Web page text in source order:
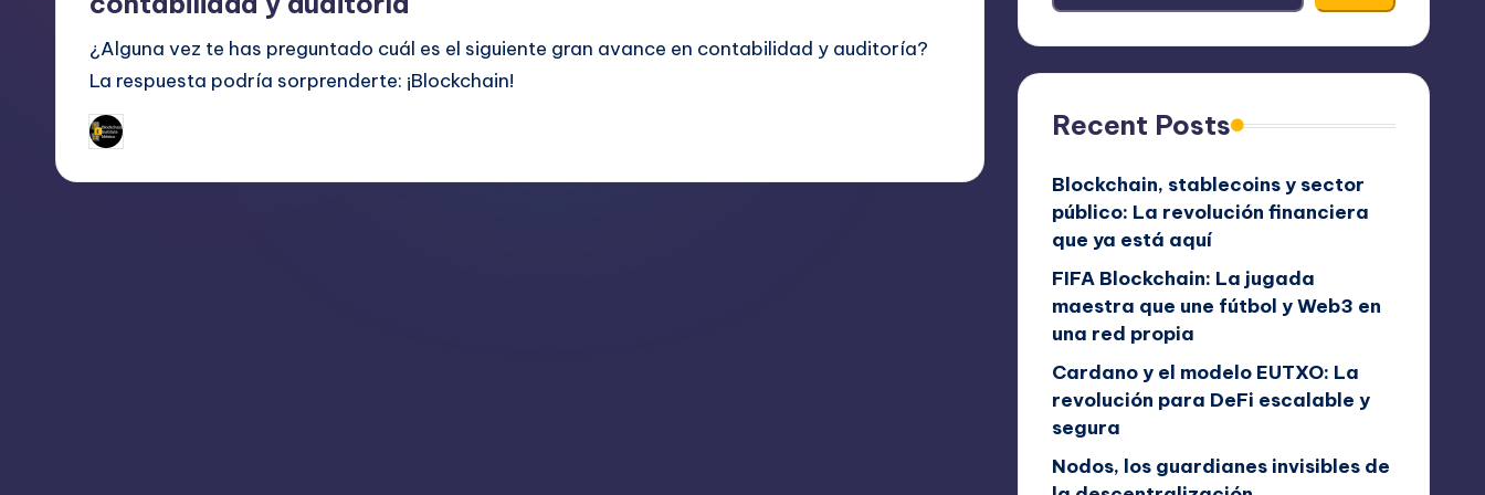
¿Alguna vez te has preguntado cuál es el siguiente gran avance en contabilidad y auditoría?
La respuesta podría sorprenderte: ¡Blockchain!
Publicado
por
Recent Posts
Blockchain, stablecoins y sector
público: La revolución financiera
que ya está aquí
FIFA Blockchain: La jugada
maestra que une fútbol y Web3 en
una red propia
Cardano y el modelo EUTXO: La
revolución para DeFi escalable y
segura
Nodos, los guardianes invisibles de